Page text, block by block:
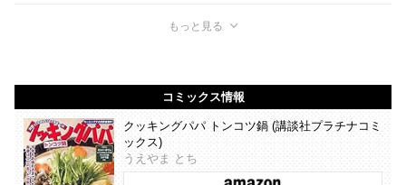
もっと見る
コミックス情報
クッキングパパ トンコツ鍋 (講談社プラチナコミ
ックス)
うえやま とち